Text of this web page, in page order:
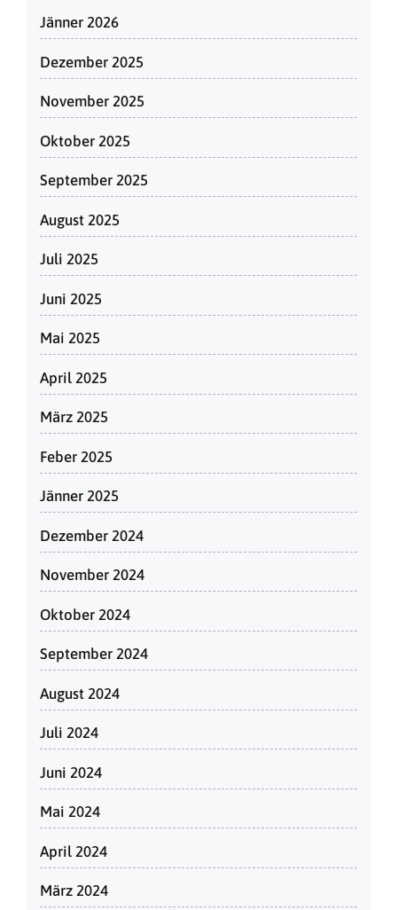
Jänner 2026
Dezember 2025
November 2025
Oktober 2025
September 2025
August 2025
Juli 2025
Juni 2025
Mai 2025
April 2025
März 2025
Feber 2025
Jänner 2025
Dezember 2024
November 2024
Oktober 2024
September 2024
August 2024
Juli 2024
Juni 2024
Mai 2024
April 2024
März 2024